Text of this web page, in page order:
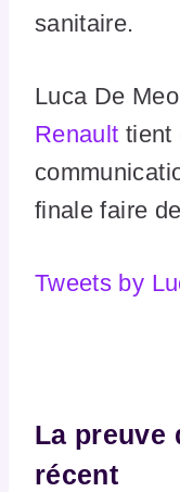
sanitaire.
Luca De
Renault tient
finale faire
Tweets by
La preuve
récent